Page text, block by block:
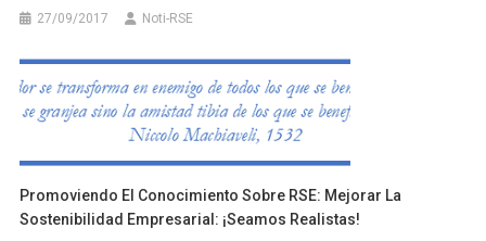
27/09/2017 Noti-RSE
Promoviendo El Conocimiento Sobre RSE: Mejorar La
Sostenibilidad Empresarial: ¡Seamos Realistas!